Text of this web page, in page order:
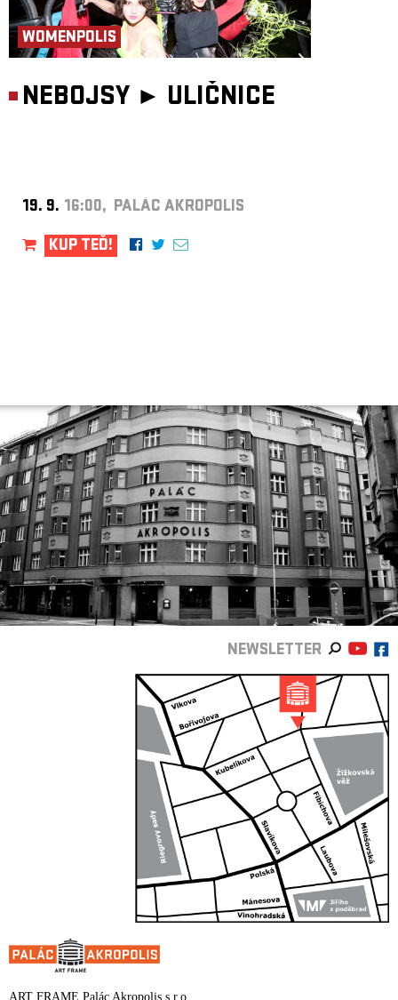
WOMENPOLIS
NEBOJSY ► ULIČNICE
19. 9. 16:00, PALÁC AKROPOLIS
KUP TEĎ!
NEWSLETTER
ART FRAME Palác Akropolis s.r.o.